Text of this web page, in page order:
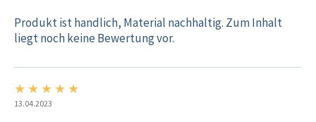
Produkt ist handlich, Material nachhaltig. Zum Inhalt
liegt noch keine Bewertung vor.
★ ★ ★ ★ ★
13.04.2023